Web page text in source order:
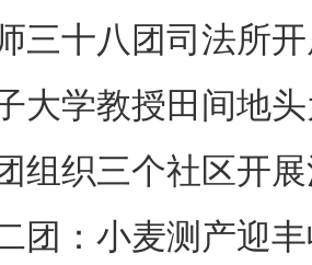
三十八团司法所
列
大学教授田间地
种
组织三个社区开
团：小麦测产迎